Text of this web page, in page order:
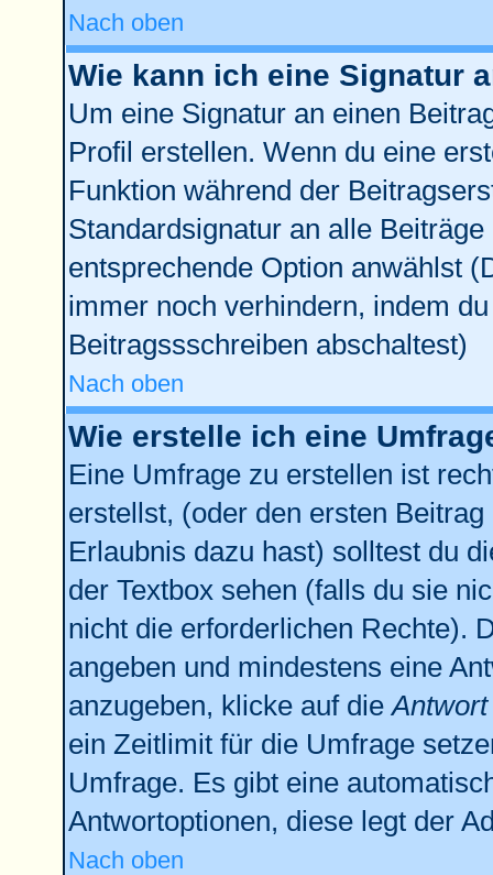
Nach oben
Wie kann ich eine Signatur
Um eine Signatur an einen
Profil erstellen. Wenn du eine
Funktion während der
Standardsignatur an alle
entsprechende Option anwählst
immer noch verhindern, indem
Beitragssschreiben abschaltest)
Nach oben
Wie erstelle ich eine
Eine Umfrage zu erstellen ist
erstellst, (oder den ersten
Erlaubnis dazu hast) solltest du
der Textbox sehen (falls du sie
nicht die erforderlichen Rechte).
angeben und mindestens eine
anzugeben, klicke auf die
ein Zeitlimit für die Umfrage
Umfrage. Es gibt eine
Antwortoptionen, diese legt der
Nach oben